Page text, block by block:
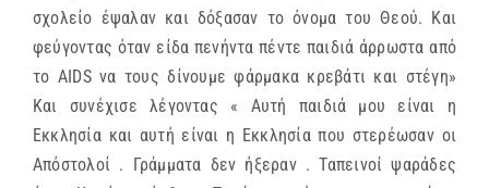
σχολείο έψαλαν και δόξασαν το όνομα του Θεού. Και
φεύγοντας όταν είδα πενήντα πέντε παιδιά άρρωστα από
το AIDS να τους δίνουμε φάρμακα κρεβάτι και στέγη»
Και συνέχισε λέγοντας « Αυτή παιδιά μου είναι η
Εκκλησία και αυτή είναι η Εκκλησία που στερέωσαν οι
Απόστολοί . Γράμματα δεν ήξεραν . Ταπεινοί ψαράδες